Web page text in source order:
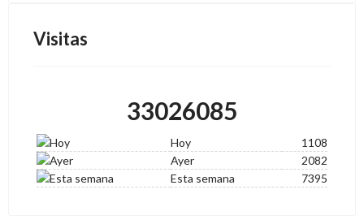
Visitas
33026085
Hoy
1108
Ayer
2082
Esta semana
7395